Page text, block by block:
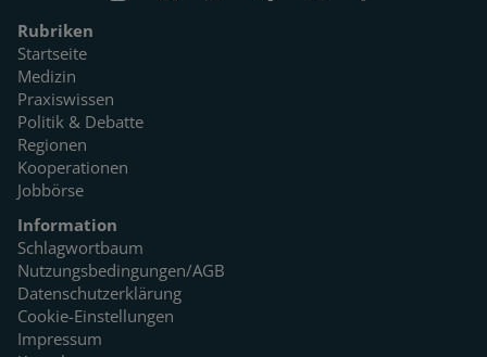
Rubriken
Startseite
Medizin
Praxiswissen
Politik & Debatte
Regionen
Kooperationen
Jobbörse
Information
Schlagwortbaum
Nutzungsbedingungen/AGB
Datenschutzerklärung
Cookie-Einstellungen
Impressum